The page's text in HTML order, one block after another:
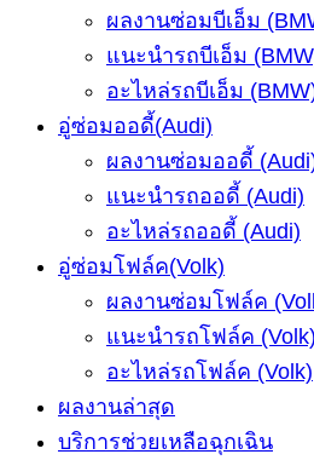
ผลงานซ่อมบีเอ็ม
แนะนำรถบีเอ็ม
อะไหล่รถบีเอ็ม
อู่ซ่อมออดี้(Audi)
ผลงานซ่อมออดี้
แนะนำรถออดี้ (Audi)
อะไหล่รถออดี้ (Audi)
อู่ซ่อมโฟล์ค(Volk)
ผลงานซ่อมโฟล์ค
แนะนำรถโฟล์ค (Volk)
อะไหล่รถโฟล์ค (Volk)
ผลงานล่าสุด
บริการช่วยเหลือฉุกเฉิน